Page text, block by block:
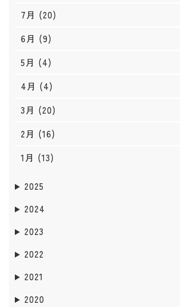
7月 (20)
6月 (9)
5月 (4)
4月 (4)
3月 (20)
2月 (16)
1月 (13)
2025
2024
2023
2022
2021
2020